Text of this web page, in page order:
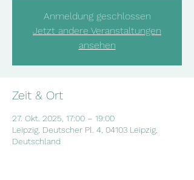
Anmeldung geschlossen
Jetzt andere Veranstaltungen
ansehen
Zeit & Ort
27. Okt. 2025, 17:00 – 19:00
Leipzig, Deutscher Pl. 4, 04103 Leipzig,
Deutschland